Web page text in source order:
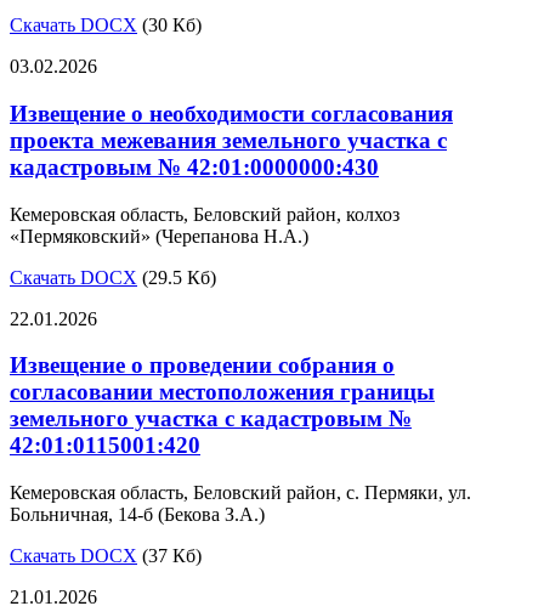
Скачать DOCX (30 Кб)
03.02.2026
Извещение о необходимости согласования
проекта межевания земельного участка с
кадастровым № 42:01:0000000:430
Кемеровская область, Беловский район, колхоз
«Пермяковский» (Черепанова Н.А.)
Скачать DOCX (29.5 Кб)
22.01.2026
Извещение о проведении собрания о
согласовании местоположения границы
земельного участка с кадастровым №
42:01:0115001:420
Кемеровская область, Беловский район, с. Пермяки, ул.
Больничная, 14-б (Бекова З.А.)
Скачать DOCX (37 Кб)
21.01.2026